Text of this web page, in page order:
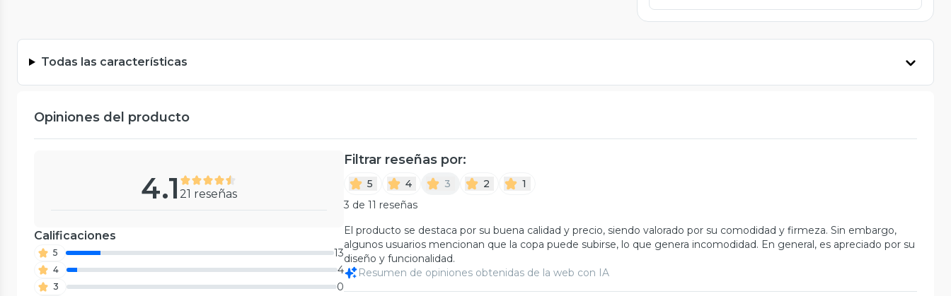
Todas las características
Opiniones del producto
4.1 21 reseñas
Calificaciones
5 13
4 4
3 0
Filtrar reseñas por:
5 4 3 2
1
3 de 11 reseñas
El producto se destaca por su buena calidad y precio, siendo valorado por su comodidad y firmeza. Sin embargo,
algunos usuarios mencionan que la copa puede subirse, lo que genera incomodidad. En general, es apreciado por su
diseño y funcionalidad.
Resumen de opiniones obtenidas de la web con IA